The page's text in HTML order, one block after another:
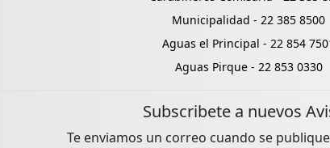
Municipalidad - 22 385 8500
Aguas el Principal - 22 854
Aguas Pirque - 22 853 0330
Subscribete a nuevos
Te enviamos un correo cuando se